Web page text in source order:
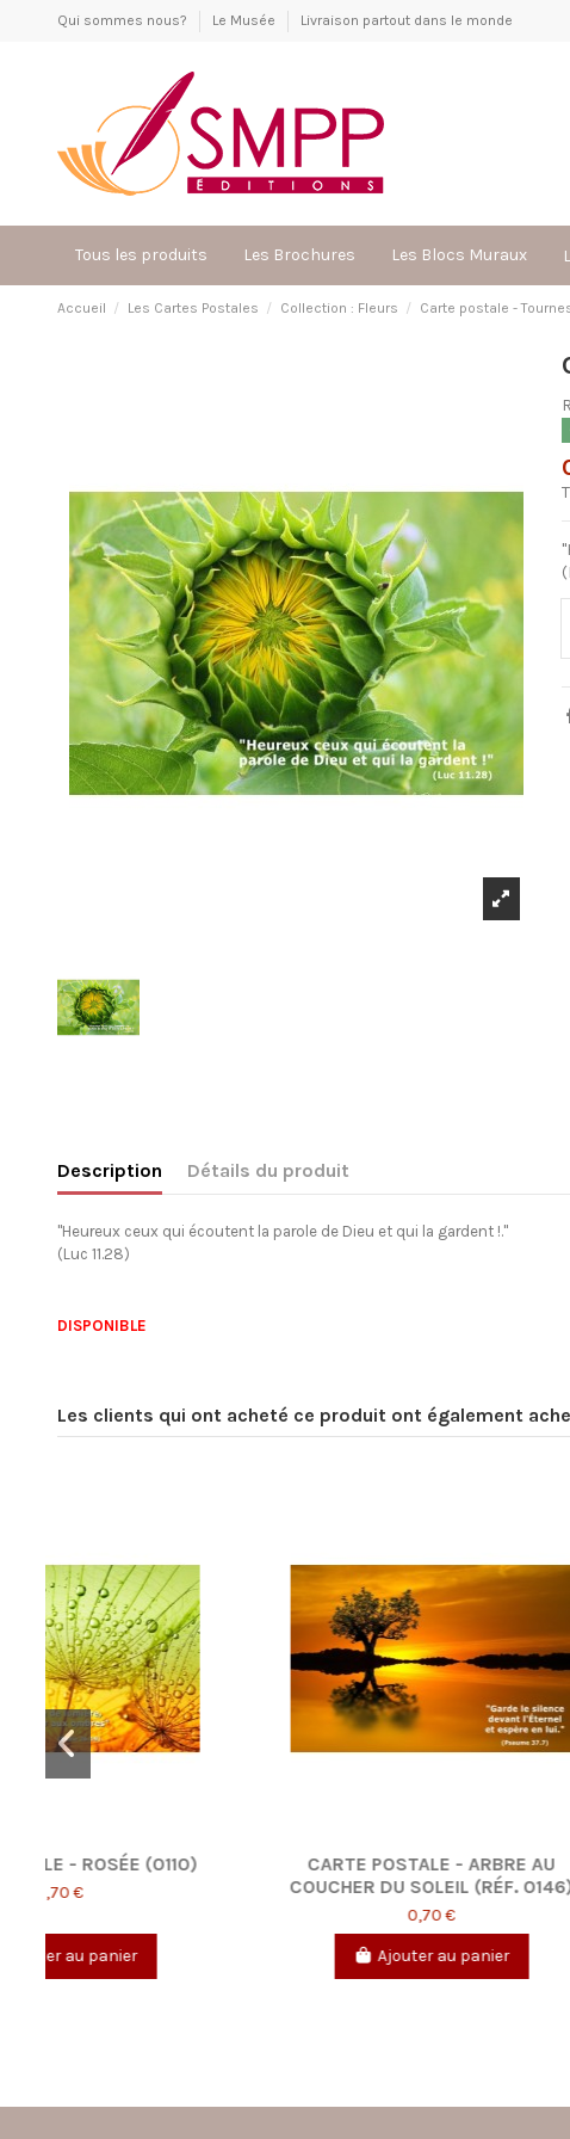
Qui sommes nous? Le Musée Livraison partout dans le monde
Tous les produits Les Brochures Les Blocs Muraux
Accueil Les Cartes Postales Collection : Fleurs Carte postale -
Description Détails du produit
"Heureux ceux qui écoutent la parole de Dieu et qui la gardent !."
(Luc 11.28)
DISPONIBLE
Les clients qui ont acheté ce produit ont également
CARTE POSTALE - LYS JAUNE
CARTE